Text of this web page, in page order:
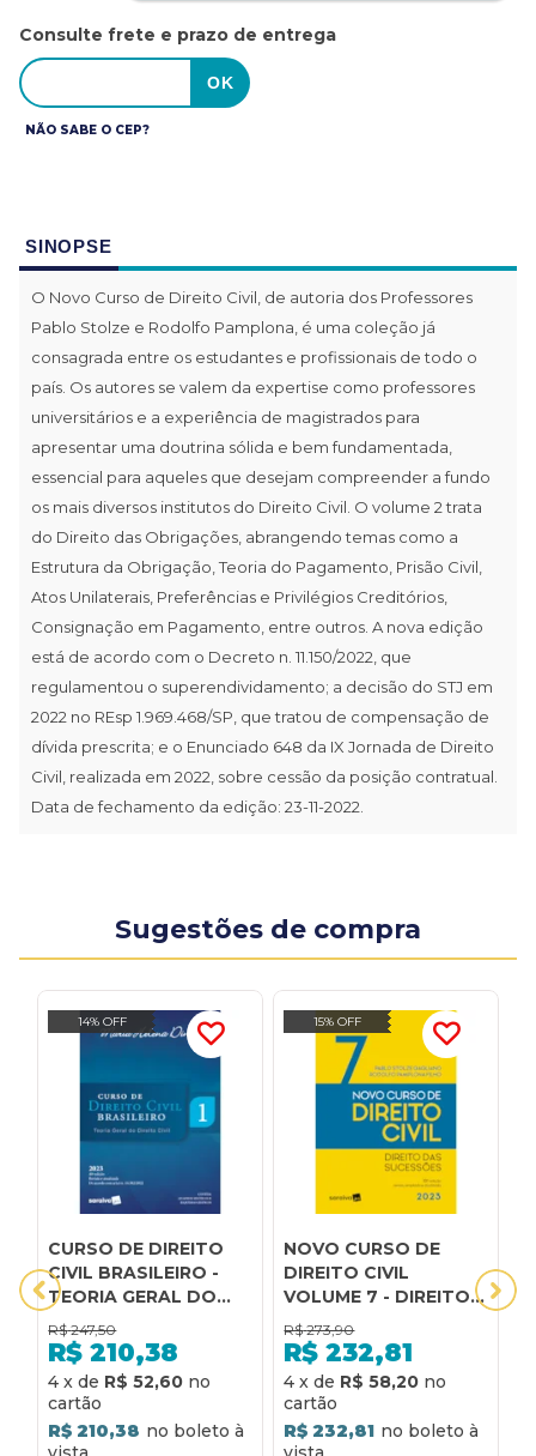
Consulte frete e prazo de entrega
NÃO SABE O CEP?
SINOPSE
O Novo Curso de Direito Civil, de autoria dos Professores
Pablo Stolze e Rodolfo Pamplona, é uma coleção já
consagrada entre os estudantes e profissionais de todo o
país. Os autores se valem da expertise como professores
universitários e a experiência de magistrados para
apresentar uma doutrina sólida e bem fundamentada,
essencial para aqueles que desejam compreender a fundo
os mais diversos institutos do Direito Civil. O volume 2 trata
do Direito das Obrigações, abrangendo temas como a
Estrutura da Obrigação, Teoria do Pagamento, Prisão Civil,
Atos Unilaterais, Preferências e Privilégios Creditórios,
Consignação em Pagamento, entre outros. A nova edição
está de acordo com o Decreto n. 11.150/2022, que
regulamentou o superendividamento; a decisão do STJ em
2022 no REsp 1.969.468/SP, que tratou de compensação de
dívida prescrita; e o Enunciado 648 da IX Jornada de Direito
Civil, realizada em 2022, sobre cessão da posição contratual.
Data de fechamento da edição: 23-11-2022.
Sugestões de compra
14% OFF
CURSO DE DIREITO
CIVIL BRASILEIRO -
TEORIA GERAL DO
DIREITO CIVIL - VOL.1
- 40ª EDIÇÃO 2023
R$ 247,50
R$ 210,38
4 x de R$ 52,60
R$ 210,38
15% OFF
NOVO CURSO DE
DIREITO CIVIL
VOLUME 7 - DIREITO
DAS SUCESSÕES - 10ª
EDIÇÃO 2023
R$ 273,90
R$ 232,81
4 x de R$ 58,20
R$ 232,81